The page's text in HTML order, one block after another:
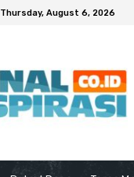
Thursday, August 6, 2026